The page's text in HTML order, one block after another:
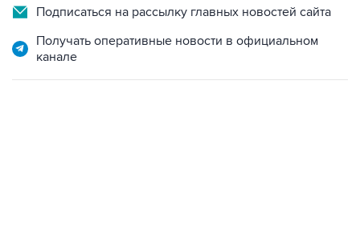
Подписаться на рассылку главных новостей сайта
Получать оперативные новости в официальном
канале